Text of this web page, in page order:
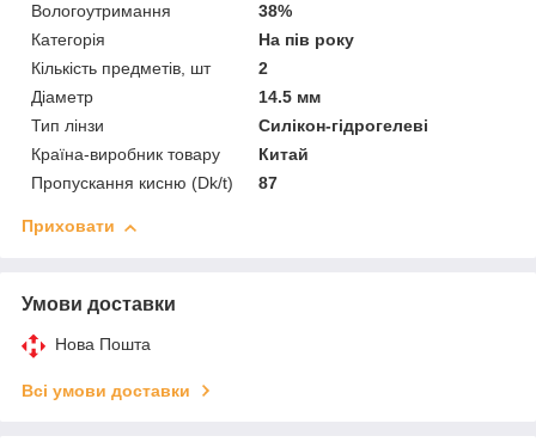
Вологоутримання
38%
Категорія
На пів року
Кількість предметів, шт
2
Діаметр
14.5 мм
Тип лінзи
Силікон-гідрогелеві
Країна-виробник товару
Китай
Пропускання кисню (Dk/t)
87
Приховати
Умови доставки
Нова Пошта
Всі умови доставки